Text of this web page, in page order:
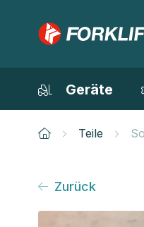
Geräte
Teile
Zurück